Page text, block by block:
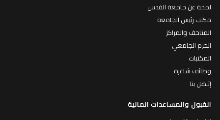
لمحة عن جامعة القدس
مكتب رئيس الجامعة
المتاحف والمراكز
الحرم الجامعي
المكتبات
وظائف شاغرة
إتـصل بنا
القبول والمساعدات المالية